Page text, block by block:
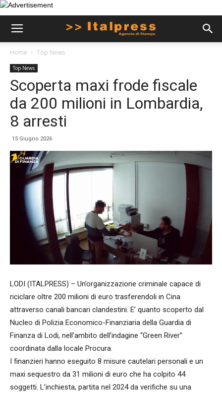
Home Top News
Top News
Scoperta maxi frode fiscale
da 200 milioni in Lombardia,
8 arresti
15 Giugno 2026
LODI (ITALPRESS) – Un’organizzazione criminale capace di
riciclare oltre 200 milioni di euro trasferendoli in Cina
attraverso canali bancari clandestini. E’ quanto scoperto dal
Nucleo di Polizia Economico-Finanziaria della Guardia di
Finanza di Lodi, nell’ambito dell’indagine “Green River”
coordinata dalla locale Procura.
I finanzieri hanno eseguito 8 misure cautelari personali e un
maxi sequestro da 31 milioni di euro che ha colpito 44
soggetti. L’inchiesta, partita nel 2024 da verifiche su una